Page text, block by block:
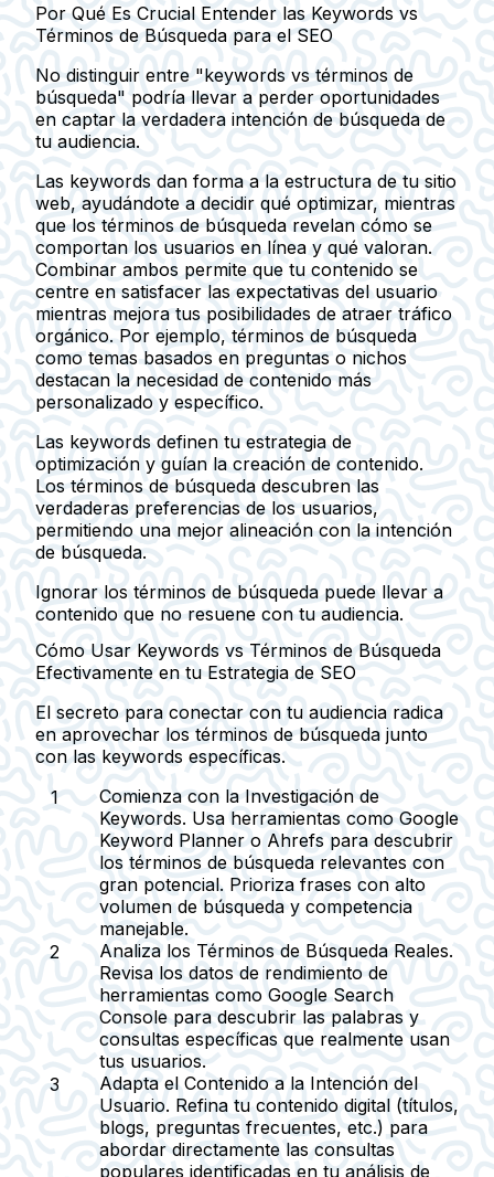
Por Qué Es Crucial Entender las Keywords vs
Términos de Búsqueda para el SEO
No distinguir entre "keywords vs términos de
búsqueda" podría llevar a perder oportunidades
en captar la verdadera intención de búsqueda de
tu audiencia.
Las keywords dan forma a la estructura de tu sitio
web, ayudándote a decidir qué optimizar, mientras
que los términos de búsqueda revelan cómo se
comportan los usuarios en línea y qué valoran.
Combinar ambos permite que tu contenido se
centre en satisfacer las expectativas del usuario
mientras mejora tus posibilidades de atraer tráfico
orgánico. Por ejemplo, términos de búsqueda
como temas basados en preguntas o nichos
destacan la necesidad de contenido más
personalizado y específico.
Las keywords definen tu estrategia de
optimización y guían la creación de contenido.
Los términos de búsqueda descubren las
verdaderas preferencias de los usuarios,
permitiendo una mejor alineación con la intención
de búsqueda.
Ignorar los términos de búsqueda puede llevar a
contenido que no resuene con tu audiencia.
Cómo Usar Keywords vs Términos de Búsqueda
Efectivamente en tu Estrategia de SEO
El secreto para conectar con tu audiencia radica
en aprovechar los términos de búsqueda junto
con las keywords específicas.
Comienza con la Investigación de
Keywords. Usa herramientas como Google
Keyword Planner o Ahrefs para descubrir
los términos de búsqueda relevantes con
gran potencial. Prioriza frases con alto
volumen de búsqueda y competencia
manejable.
Analiza los Términos de Búsqueda Reales.
Revisa los datos de rendimiento de
herramientas como Google Search
Console para descubrir las palabras y
consultas específicas que realmente usan
tus usuarios.
Adapta el Contenido a la Intención del
Usuario. Refina tu contenido digital (títulos,
blogs, preguntas frecuentes, etc.) para
abordar directamente las consultas
populares identificadas en tu análisis de